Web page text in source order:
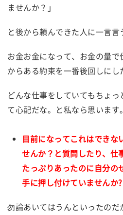
ませんか？」
と後から頼んできた人に一言
お金お金になって、お金の量
からある約束を一番後回しにし
どんな仕事をしていてもちょっ
て心配だな。と私なら思います。
目前になってこれはできな
せんか？と質問したり、仕
たっぷりあったのに自分の
手に押し付けていませんか?
勿論あいてはうんといったの